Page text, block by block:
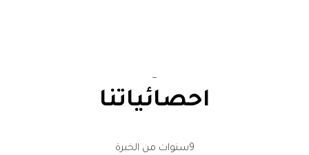
_
احصائياتنا
9سنوات من الخبرة